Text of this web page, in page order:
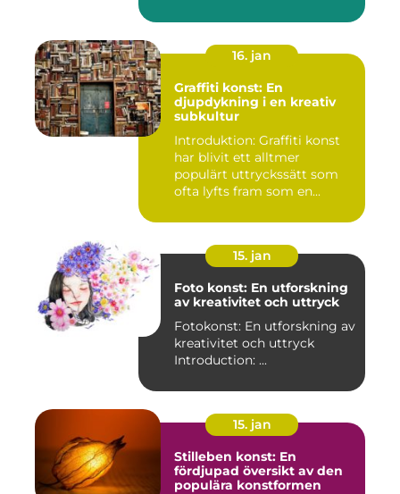
16. jan
Graffiti konst: En
djupdykning i en kreativ
subkultur
Introduktion: Graffiti konst
har blivit ett alltmer
populärt uttryckssätt som
ofta lyfts fram som en...
15. jan
Foto konst: En utforskning
av kreativitet och uttryck
Fotokonst: En utforskning av
kreativitet och uttryck
Introduction: ...
15. jan
Stilleben konst: En
fördjupad översikt av den
populära konstformen